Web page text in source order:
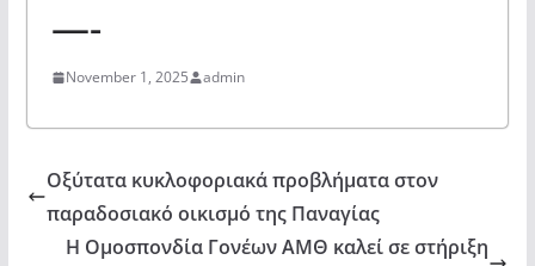
—-
November 1, 2025 admin
Οξύτατα κυκλοφοριακά προβλήματα στον
παραδοσιακό οικισμό της Παναγίας
Η Ομοσπονδία Γονέων ΑΜΘ καλεί σε στήριξη